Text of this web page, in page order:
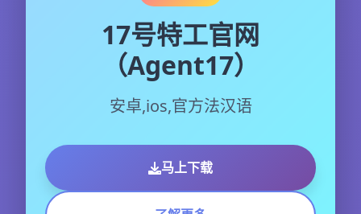
17号特工官网
（Agent17）
安卓,ios,官方法汉语
马上下载